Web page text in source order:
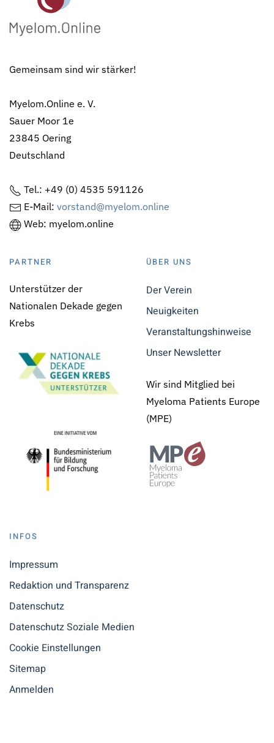
Gemeinsam sind wir stärker!
Myelom.Online e. V.
Sauer Moor 1e
23845 Oering
Deutschland
Tel.: +49 (0) 4535 591126
E-Mail: vorstand@myelom.online
Web: myelom.online
PARTNER
Unterstützer der
Nationalen Dekade gegen
Krebs
ÜBER UNS
Der Verein
Neuigkeiten
Veranstaltungshinweise
Unser Newsletter
Wir sind Mitglied bei
Myeloma Patients Europe
(MPE)
INFOS
Impressum
Redaktion und Transparenz
Datenschutz
Datenschutz Soziale Medien
Cookie Einstellungen
Sitemap
Anmelden